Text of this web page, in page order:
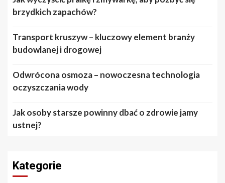
brzydkich zapachów?
Transport kruszyw – kluczowy element branży
budowlanej i drogowej
Odwrócona osmoza – nowoczesna technologia
oczyszczania wody
Jak osoby starsze powinny dbać o zdrowie jamy
ustnej?
Kategorie